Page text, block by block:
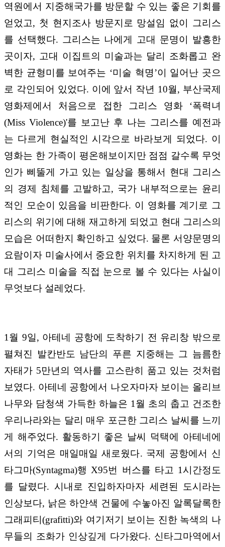
역원에서 지중해국가를 방문할 수 있는 좋은 기회를
얻었고, 첫 현지조사 방문지로 망설임 없이 그리스
를 선택했다. 그리스는 나에게 고대 문명이 발흥한
곳이자, 고대 이집트의 미술과는 달리 조화롭고 완
벽한 균형미를 보여주는 ‘미술 혁명’이 일어난 곳으
로 각인되어 있었다. 이에 앞서 작년 10월, 부산국제
영화제에서 처음으로 접한 그리스 영화 ‘폭력녀
(Miss Violence)'를 보고난 후 나는 그리스를 예전과
는 다르게 현실적인 시각으로 바라보게 되었다. 이
영화는 한 가족이 평온해보이지만 점점 갈수록 무엇
인가 삐뚤게 가고 있는 일상을 통해서 현대 그리스
의 경제 침체를 고발하고, 국가 내부적으로는 윤리
적인 모순이 있음을 비판한다. 이 영화를 계기로 그
리스의 위기에 대해 재고하게 되었고 현대 그리스의
모습은 어떠한지 확인하고 싶었다. 물론 서양문명의
요람이자 미술사에서 중요한 위치를 차지하게 된 고
대 그리스 미술을 직접 눈으로 볼 수 있다는 사실이
무엇보다 설레었다.
1월 9일, 아테네 공항에 도착하기 전 유리창 밖으로
펼쳐진 발칸반도 남단의 푸른 지중해는 그 늠름한
자태가 5만년의 역사를 고스란히 품고 있는 것처럼
보였다. 아테네 공항에서 나오자마자 보이는 올리브
나무와 담청색 가득한 하늘은 1월 초의 춥고 건조한
우리나라와는 달리 매우 포근한 그리스 날씨를 느끼
게 해주었다. 활동하기 좋은 날씨 덕택에 아테네에
서의 기억은 매일매일 새로웠다. 국제 공항에서 신
타그마(Syntagma)행 X95번 버스를 타고 1시간정도
를 달렸다. 시내로 진입하자마자 세련된 도시라는
인상보다, 낡은 하얀색 건물에 수놓아진 알록달록한
그래피티(grafitti)와 여기저기 보이는 진한 녹색의 나
무들의 조화가 인상깊게 다가왔다. 신타그마역에서